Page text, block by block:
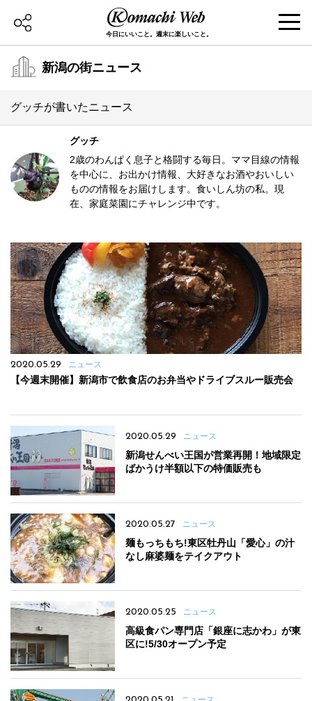
今日にいいこと。週末に楽しいこと。
新潟の街ニュース
グッチが書いたニュース
グッチ
2歳のわんぱく息子と格闘する毎日。ママ目線の情報
を中心に、お出かけ情報、大好きなお酒やおいしい
ものの情報をお届けします。食いしん坊の私。現
在、家庭菜園にチャレンジ中です。
2020.05.29 ニュース
【今週末開催】新潟市で飲食店のお弁当やドライブスルー販売会
2020.05.29 ニュース
新潟せんべい王国が営業再開！地域限定
ばかうけ半額以下の特価販売も
2020.05.27 ニュース
麺もっちもち!東区牡丹山「愛心」の汁
なし麻婆麺をテイクアウト
2020.05.25 ニュース
高級食パン専門店「銀座に志かわ」が東
区に!5/30オープン予定